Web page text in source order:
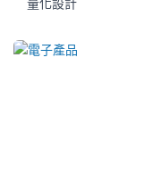
量化設計